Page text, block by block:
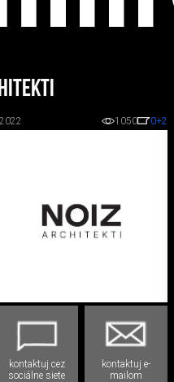
1050 0+2
kontaktuj cez
sociálne siete
kontaktuj e-
mailom